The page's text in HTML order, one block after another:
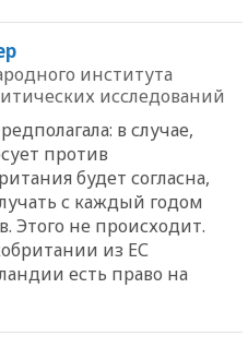
института
исследований
в случае,
против
будет согласна,
с каждый годом
Этого не происходит.
из ЕС
есть право на